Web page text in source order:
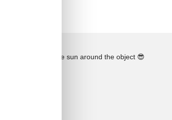
See the course of the sun around the object 😎